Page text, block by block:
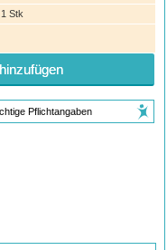
Stk
Pflichtangaben